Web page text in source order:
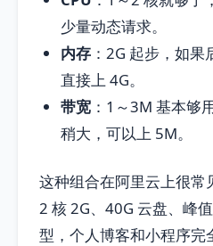
少量动态请求。
内存 ：2G 起步，如
直接上 4G。
带宽 ：1～3M 基本够
稍大，可以上 5M。
这种组合在阿里云上很常
2 核 2G、40G 云盘、峰
型，个人博客和小程序完